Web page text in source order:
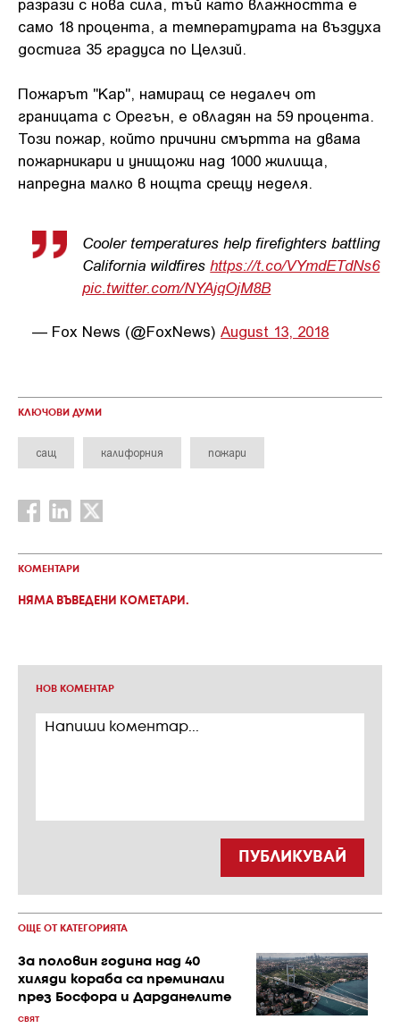
само 18 процента, а температурата на въздуха
достига 35 градуса по Целзий.
Пожарът "Кар", намиращ се недалеч от
границата с Орегън, е овладян на 59 процента.
Този пожар, който причини смъртта на двама
пожарникари и унищожи над 1000 жилища,
напредна малко в нощта срещу неделя.
Cooler temperatures help firefighters battling
California wildfires https://t.co/VYmdETdNs6
pic.twitter.com/NYAjqOjM8B
— Fox News (@FoxNews)August 13, 2018
КЛЮЧОВИ ДУМИ
сащ калифорния пожари
КОМЕНТАРИ
НЯМА ВЪВЕДЕНИ КОМЕТАРИ.
НОВ КОМЕНТАР
ПУБЛИКУВАЙ
ОЩЕ ОТ КАТЕГОРИЯТА
За половин година над 40
хиляди кораба са преминали
през Босфора и Дарданелите
СВЯТ